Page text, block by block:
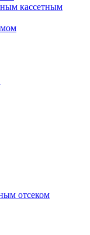
кассетным
отсеком